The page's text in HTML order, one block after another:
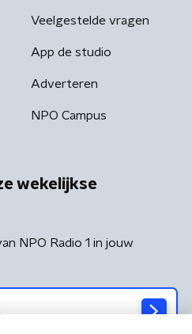
Veelgestelde vragen
App de studio
Adverteren
NPO Campus
wekelijkse
NPO Radio 1 in jouw